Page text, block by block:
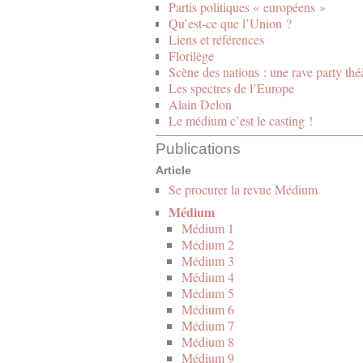
Partis politiques « européens »
Qu’est-ce que l’Union ?
Liens et références
Florilège
Scène des nations : une rave party
Les spectres de l’Europe
Alain Delon
Le médium c’est le casting !
Publications
Article
Se procurer la revue Médium
Médium
Médium 1
Médium 2
Médium 3
Médium 4
Médium 5
Médium 6
Médium 7
Médium 8
Médium 9